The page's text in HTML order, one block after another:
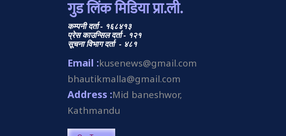
गुड लिंक मिडिया प्रा.ली.
कम्पनी दर्ता - १६८४१३
प्रेस काउन्सिल दर्ता - १२१
सूचना विभाग दर्ता - ४८१
Email :kusenews@gmail.com
bhautikmalla@gmail.com
Address :Mid baneshwor,
Kathmandu